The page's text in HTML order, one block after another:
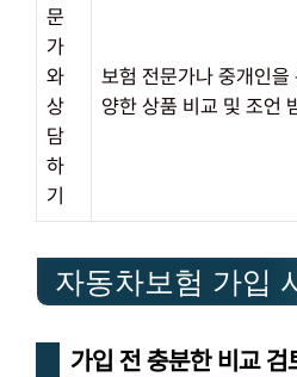
문
가
와
상
담
하
기
보험 전문가나 중개인을
양한 상품 비교 및 조언
자동차보험 가입
가입 전 충분한 비교 검